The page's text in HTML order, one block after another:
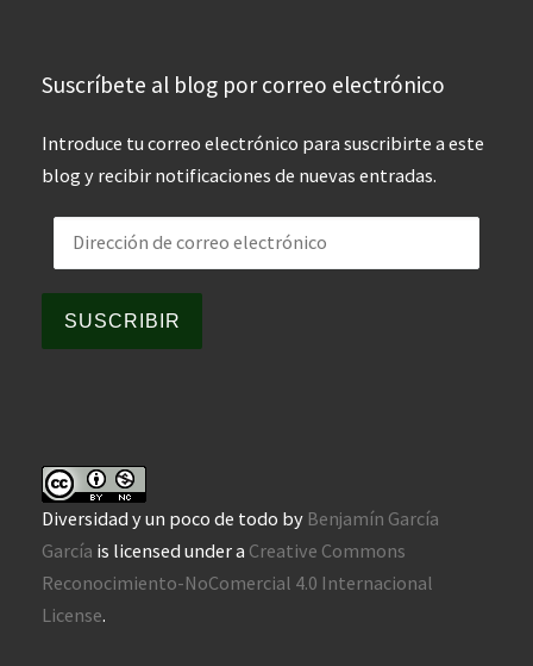
Suscríbete al blog por correo electrónico
Introduce tu correo electrónico para suscribirte a este
blog y recibir notificaciones de nuevas entradas.
Dirección de correo electrónico
SUSCRIBIR
Diversidad y un poco de todo by Benjamín García
García is licensed under a Creative Commons
Reconocimiento-NoComercial 4.0 Internacional
License.